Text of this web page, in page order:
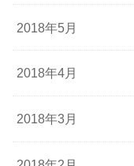
2018年5月
2018年4月
2018年3月